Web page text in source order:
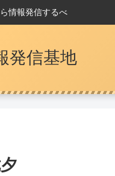
情報発信するべ
発信基地